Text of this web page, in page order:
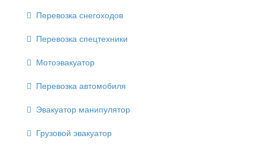
Перевозка снегоходов
Перевозка спецтехники
Мотоэвакуатор
Перевозка автомобиля
Эвакуатор манипулятор
Грузовой эвакуатор